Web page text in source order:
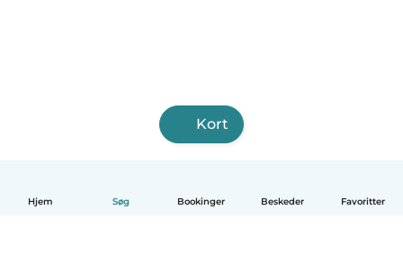
Hjem Søg Bookinger Beskeder Favoritter
Kort